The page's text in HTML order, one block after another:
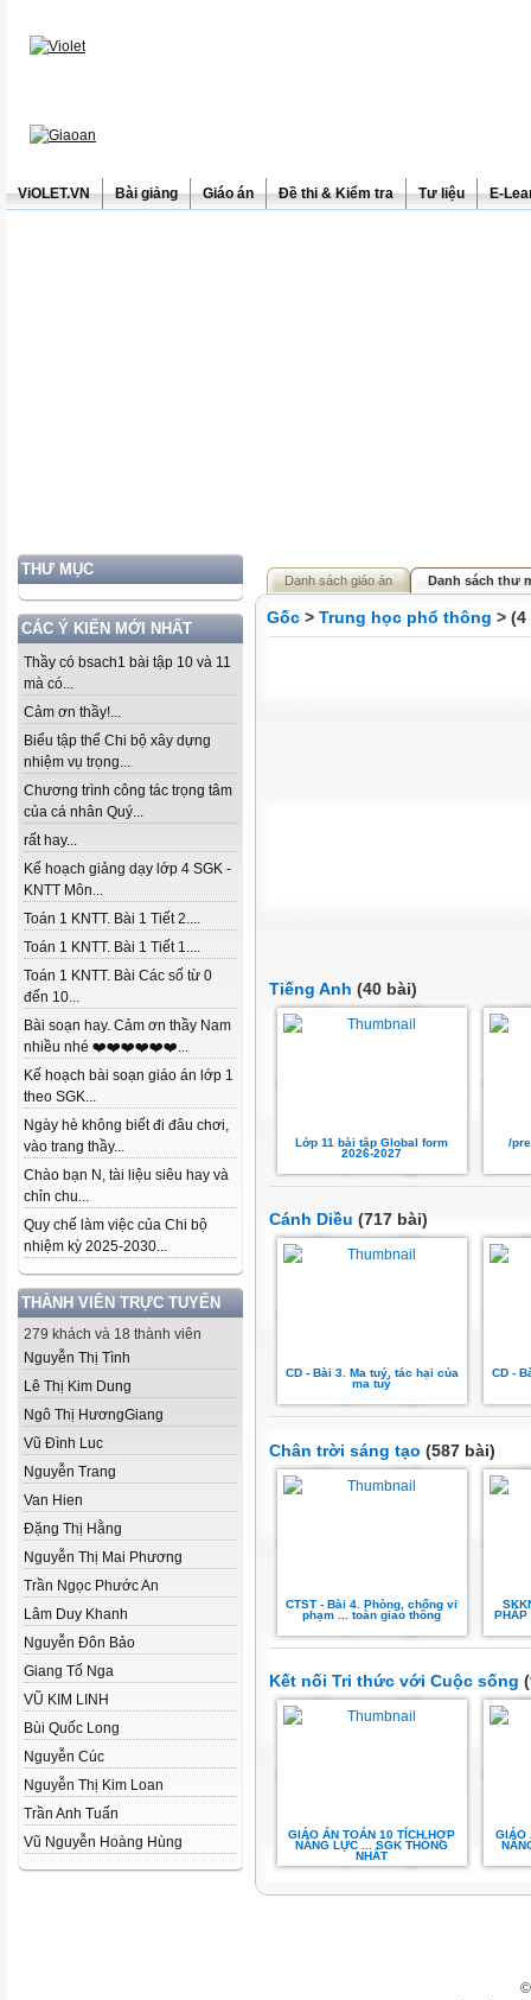
ViOLET.VN Bài giảng Giáo án Đề thi & Kiểm tra Tư liệu E-
THƯ MỤC
CÁC Ý KIẾN MỚI NHẤT
Thầy có bsach1 bài tập 10 và 11
mà có...
Cảm ơn thầy!...
Biểu tập thể Chi bộ xây dựng
nhiệm vụ trọng...
Chương trình công tác trọng tâm
của cá nhân Quý...
rất hay...
Kế hoạch giảng dạy lớp 4 SGK -
KNTT Môn...
Toán 1 KNTT. Bài 1 Tiết 2....
Toán 1 KNTT. Bài 1 Tiết 1....
Toán 1 KNTT. Bài Các số từ 0
đến 10...
Bài soạn hay. Cảm ơn thầy Nam
nhiều nhé ❤️❤️❤️❤️❤️❤️...
Kế hoạch bài soạn giáo án lớp 1
theo SGK...
Ngày hè không biết đi đâu chơi,
vào trang thầy...
Chào bạn N, tài liệu siêu hay và
chỉn chu...
Quy chế làm việc của Chi bộ
nhiệm kỳ 2025-2030...
THÀNH VIÊN TRỰC TUYẾN
279 khách và 18 thành viên
Nguyễn Thị Tình
Lê Thị Kim Dung
Ngô Thị HươngGiang
Vũ Đình Luc
Nguyễn Trang
Van Hien
Đặng Thị Hằng
Nguyễn Thị Mai Phương
Trần Ngọc Phước An
Lâm Duy Khanh
Nguyễn Đôn Bảo
Giang Tố Nga
VŨ KIM LINH
Bùi Quốc Long
Nguyễn Cúc
Nguyễn Thị Kim Loan
Trần Anh Tuấn
Vũ Nguyễn Hoàng Hùng
Danh sách giáo án Danh sách thư
Gốc > Trung học phổ thông >
Tiếng Anh (40 bài)
Lớp 11 bài tập Global form
2026-2027
/
Cánh Diều (717 bài)
CD - Bài 3. Ma tuý, tác hại của
ma tuý
CD -
Chân trời sáng tạo (587 bài)
CTST - Bài 4. Phòng, chống vi
phạm ... toàn giao thông
PHÁP
Kết nối Tri thức với Cuộc sống
GIÁO ÁN TOÁN 10 TÍCH HỢP
NĂNG LỰC ... SGK THỐNG
NHẤT
GIÁO